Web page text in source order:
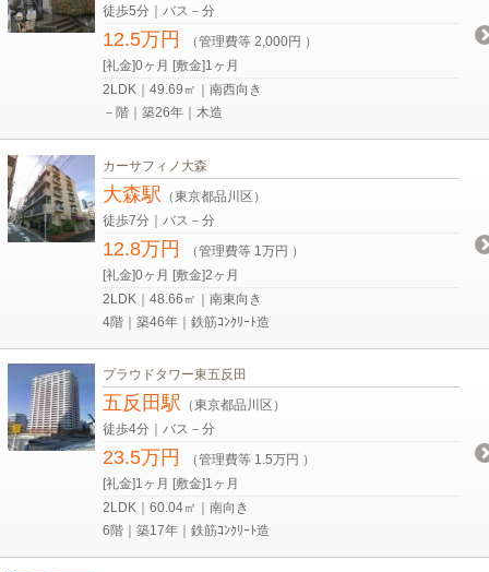
徒歩5分｜バス－分
12.5万円
（管理費等 2,000円 ）
[礼金]0ヶ月 [敷金]1ヶ月
2LDK｜49.69㎡｜南西向き
－階｜築26年｜木造
カーサフィノ大森
大森駅
（東京都品川区）
徒歩7分｜バス－分
12.8万円
（管理費等 1万円 ）
[礼金]0ヶ月 [敷金]2ヶ月
2LDK｜48.66㎡｜南東向き
4階｜築46年｜鉄筋ｺﾝｸﾘｰﾄ造
プラウドタワー東五反田
五反田駅
（東京都品川区）
徒歩4分｜バス－分
23.5万円
（管理費等 1.5万円 ）
[礼金]1ヶ月 [敷金]1ヶ月
2LDK｜60.04㎡｜南向き
6階｜築17年｜鉄筋ｺﾝｸﾘｰﾄ造